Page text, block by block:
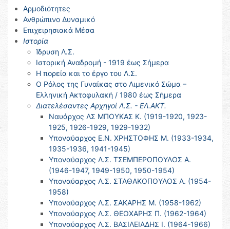
Αρμοδιότητες
Ανθρώπινο Δυναμικό
Επιχειρησιακά Μέσα
Ιστορία
Ίδρυση Λ.Σ.
Ιστορική Αναδρομή - 1919 έως Σήμερα
Η πορεία και το έργο του Λ.Σ.
Ο Ρόλος της Γυναίκας στο Λιμενικό Σώμα –
Ελληνική Ακτοφυλακή / 1980 έως Σήμερα
Διατελέσαντες Αρχηγοί Λ.Σ. - ΕΛ.ΑΚΤ.
Ναυάρχος ΛΣ ΜΠΟΥΚΑΣ Κ. (1919-1920, 1923-
1925, 1926-1929, 1929-1932)
Υποναύαρχος Ε.Ν. ΧΡΗΣΤΟΦΗΣ Μ. (1933-1934,
1935-1936, 1941-1945)
Υποναύαρχος Λ.Σ. ΤΣΕΜΠΕΡΟΠΟΥΛΟΣ Α.
(1946-1947, 1949-1950, 1950-1954)
Υποναύαρχος Λ.Σ. ΣΤΑΘΑΚΟΠΟΥΛΟΣ Α. (1954-
1958)
Υποναύαρχος Λ.Σ. ΣΑΚΑΡΗΣ Μ. (1958-1962)
Υποναύαρχος Λ.Σ. ΘΕΟΧΑΡΗΣ Π. (1962-1964)
Υποναύαρχος Λ.Σ. ΒΑΣΙΛΕΙΑΔΗΣ Ι. (1964-1966)